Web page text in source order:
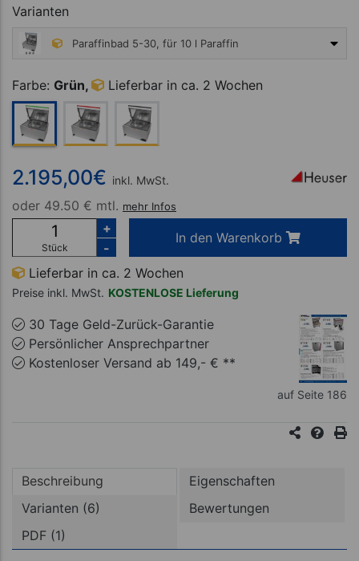
Varianten
Paraffinbad 5-30, für 10 l Paraffin
Farbe: Grün, Lieferbar in ca. 2 Wochen
2.195,00€ inkl. MwSt.
oder 49.50 € mtl. mehr Infos
Stück
+
-
In den Warenkorb
Lieferbar in ca. 2 Wochen
Preise inkl. MwSt. KOSTENLOSE Lieferung
30 Tage Geld-Zurück-Garantie
Persönlicher Ansprechpartner
Kostenloser Versand ab 149,- € **
auf Seite 186
Beschreibung
Eigenschaften
Varianten (6)
Bewertungen
PDF (1)